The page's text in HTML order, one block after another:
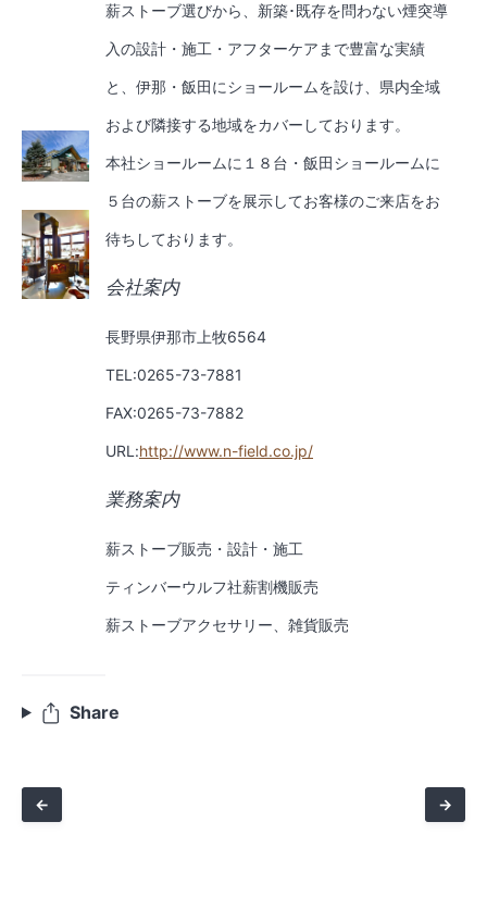
薪ストーブ選びから、新築･既存を問わない煙突導
入の設計・施工・アフターケアまで豊富な実績
と、伊那・飯田にショールームを設け、県内全域
および隣接する地域をカバーしております。
本社ショールームに１８台・飯田ショールームに
５台の薪ストーブを展示してお客様のご来店をお
待ちしております。
会社案内
長野県伊那市上牧6564
TEL:0265-73-7881
FAX:0265-73-7882
URL:http://www.n-field.co.jp/
業務案内
薪ストーブ販売・設計・施工
ティンバーウルフ社薪割機販売
薪ストーブアクセサリー、雑貨販売
Share
← →